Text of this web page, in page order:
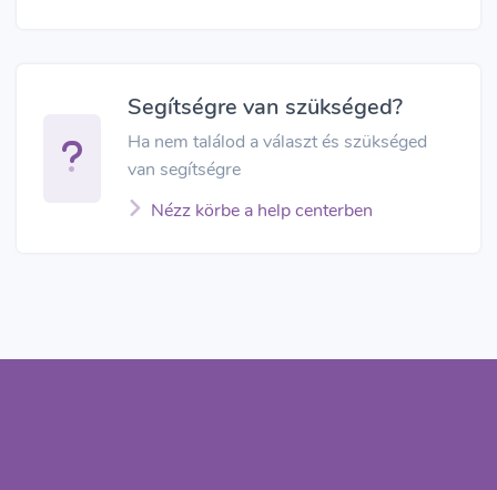
Segítségre van szükséged?
Ha nem találod a választ és szükséged
van segítségre
Nézz körbe a help centerben